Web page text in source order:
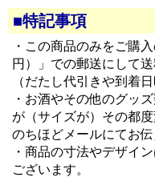
■特記事項
・この商品のみをご購
円）」での郵送にして
（だたし代引きや到着
・お酒やその他のグッ
が（サイズが）その都
のちほどメールにてお伝
・商品の寸法やデザイ
ございます。